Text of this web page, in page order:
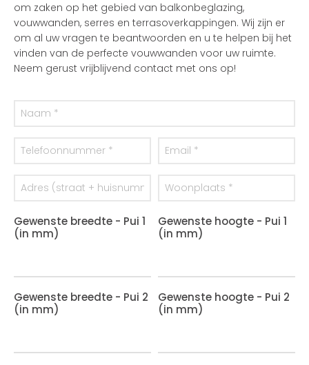
om zaken op het gebied van balkonbeglazing,
vouwwanden, serres en terrasoverkappingen. Wij zijn er
om al uw vragen te beantwoorden en u te helpen bij het
vinden van de perfecte vouwwanden voor uw ruimte.
Neem gerust vrijblijvend contact met ons op!
Gewenste breedte - Pui 1
(in mm)
Gewenste hoogte - Pui 1
(in mm)
Gewenste breedte - Pui 2
(in mm)
Gewenste hoogte - Pui 2
(in mm)